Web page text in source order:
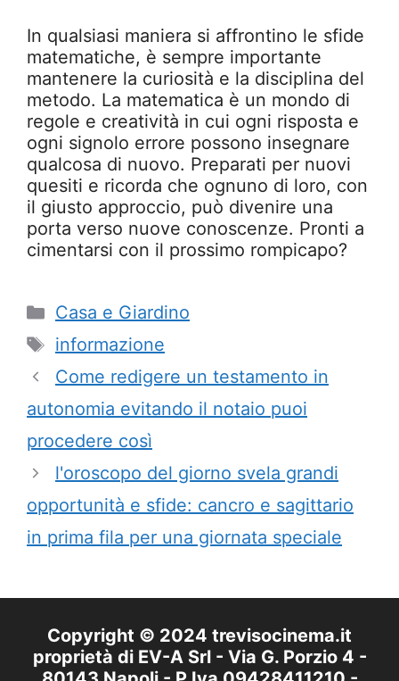
In qualsiasi maniera si affrontino le sfide
matematiche, è sempre importante
mantenere la curiosità e la disciplina del
metodo. La matematica è un mondo di
regole e creatività in cui ogni risposta e
ogni signolo errore possono insegnare
qualcosa di nuovo. Preparati per nuovi
quesiti e ricorda che ognuno di loro, con
il giusto approccio, può divenire una
porta verso nuove conoscenze. Pronti a
cimentarsi con il prossimo rompicapo?
Categorie
Casa e Giardino
Tag
informazione
Come redigere un testamento in
autonomia evitando il notaio puoi
procedere così
l'oroscopo del giorno svela grandi
opportunità e sfide: cancro e sagittario
in prima fila per una giornata speciale
Copyright © 2024 trevisocinema.it
proprietà di EV-A Srl - Via G. Porzio 4 -